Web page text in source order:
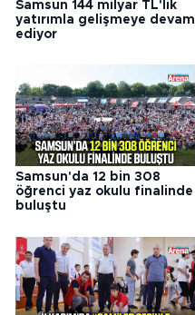
Samsun 144 milyar TL'lik
yatırımla gelişmeye devam
ediyor
Samsun'da 12 bin 308
öğrenci yaz okulu finalinde
buluştu